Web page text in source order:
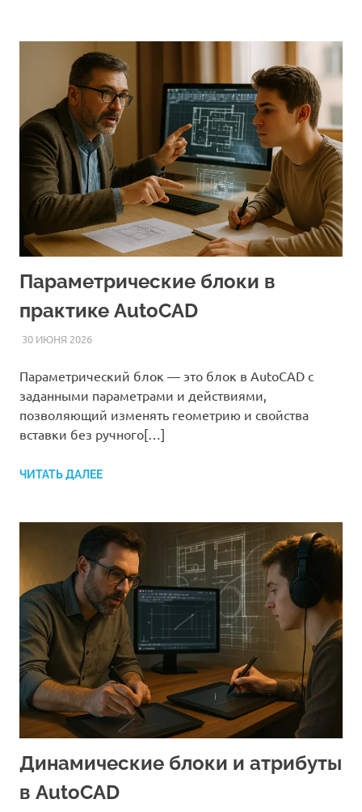
Параметрические блоки в
практике AutoCAD
30 ИЮНЯ 2026AUTOCAD_RASS
СТАТЬИ
Параметрический блок — это блок в AutoCAD с
заданными параметрами и действиями,
позволяющий изменять геометрию и свойства
вставки без ручного[…]
ЧИТАТЬ ДАЛЕЕ
Динамические блоки и атрибуты
в AutoCAD